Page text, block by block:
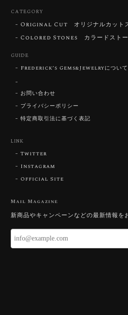
2026/07/30
ずっと待ち望んでいたカットを運
いです。 ウルウルとギラギラを
る不思議なカットだと感じました
CATEGORY
Original Cut オリジナルカット
Colored Stones カラードストー
GUIDE
Frederick’s Gems&Jewelryについて
お問い合わせ
プライバシーポリシー
特定商取引法に基づく表記
LINK
Twitter
Instagram
Official Site
Mail Magazine
新商品やキャンペーンなどの最新情報を